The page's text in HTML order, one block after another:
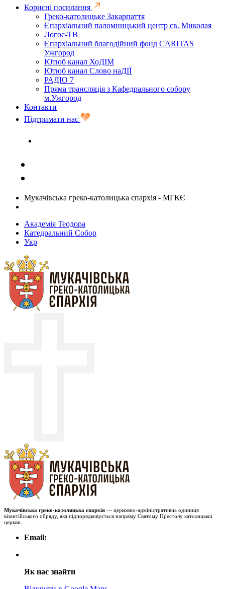
Корисні посилання
Греко-католицьке Закарпаття
Єпархіальний паломницький центр св. Миколая
Логос-ТВ
Єпархіальний благодійний фонд CARITAS
Ужгород
Ютюб канал ХоДІМ
Ютюб канал Слово наДІЇ
РАДІО 7
Пряма трансляція з Кафедрального собору
м.Ужгород
Контакти
Підтримати нас
Мукачівська греко-католицька єпархія - МГКЄ
Академія Теодора
Катедральний Собор
Укр
Мукачівська греко-католицька єпархія — церковно-адміністративна одиниця
візантійського обряду, яка підпорядковується напряму Святому Престолу католицької
церкви.
Email:
Як нас знайти